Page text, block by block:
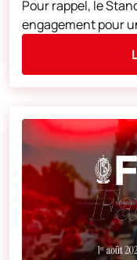
Pour rappel, le
engagement pour